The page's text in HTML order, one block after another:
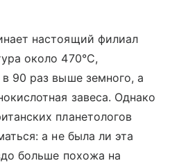
настоящий филиал
около 470°C,
90 раз выше земного, а
завеса. Однако
планетологов
а не была ли эта
больше похожа на